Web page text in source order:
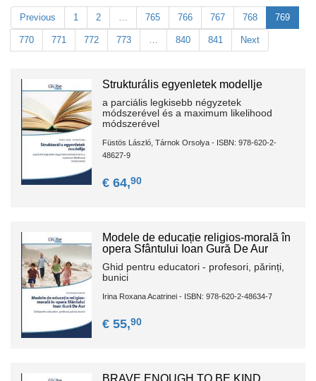
Previous 1 2 765 766 767 768 769
770 771 772 773 840 841 Next
Strukturális egyenletek modellje
a parciális legkisebb négyzetek
módszerével és a maximum likelihood
módszerével
Füstös László, Tárnok Orsolya - ISBN: 978-620-2-
48627-9
€ 64,90
Modele de educație religios-morală în
opera Sfântului Ioan Gură De Aur
Ghid pentru educatori - profesori, părinți,
bunici
Irina Roxana Acatrinei - ISBN: 978-620-2-48634-7
€ 55,90
BRAVE ENOUGH TO BE KIND